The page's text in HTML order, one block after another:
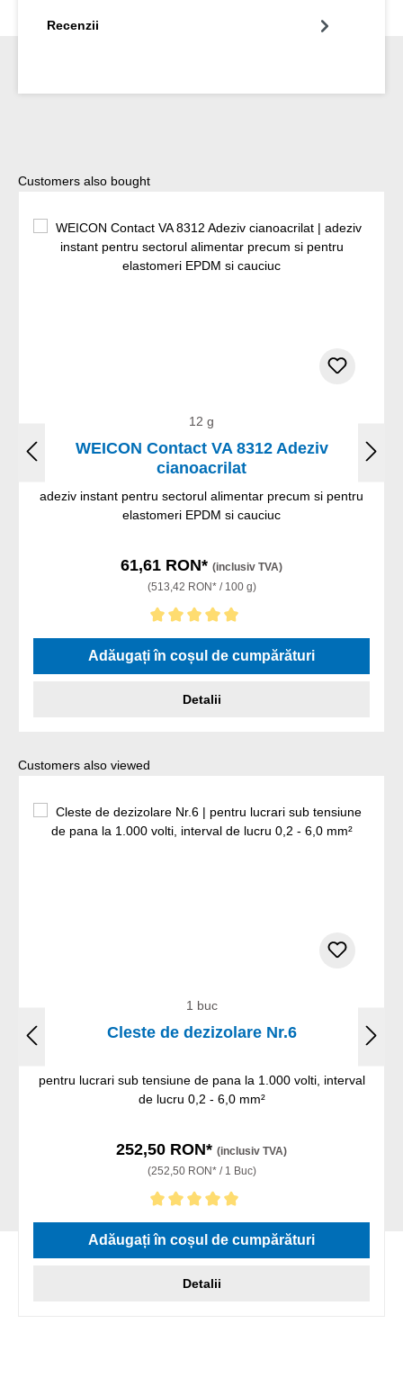
Recenzii
Sari peste galeria de produse
Customers also bought
12 g
WEICON Contact VA 8312 Adeziv
cianoacrilat
adeziv instant pentru sectorul alimentar precum si pentru
elastomeri EPDM si cauciuc
61,61 RON* (inclusiv TVA)
(513,42 RON* / 100 g)
Evaluarea medie de 5 din 5 stele
Adăugați în coșul de cumpărături
Detalii
Sari peste galeria de produse
Customers also viewed
1 buc
Cleste de dezizolare Nr.6
pentru lucrari sub tensiune de pana la 1.000 volti, interval
de lucru 0,2 - 6,0 mm²
252,50 RON* (inclusiv TVA)
(252,50 RON* / 1 Buc)
Evaluarea medie de 5 din 5 stele
Adăugați în coșul de cumpărături
Detalii